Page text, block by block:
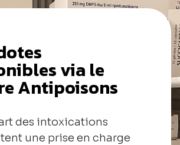
via le
Antipoisons
des intoxications
une prise en charge